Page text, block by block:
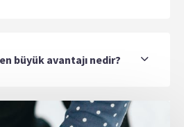
büyük avantajı nedir?